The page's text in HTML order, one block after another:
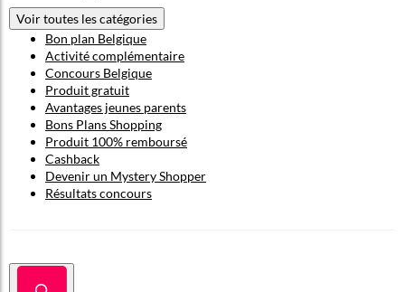
Voir toutes les catégories
Bon plan Belgique
Activité complémentaire
Concours Belgique
Produit gratuit
Avantages jeunes parents
Bons Plans Shopping
Produit 100% remboursé
Cashback
Devenir un Mystery Shopper
Résultats concours